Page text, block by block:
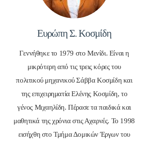
Ευρώπη Σ. Κοσμίδη
Γεννήθηκε το 1979 στο Μενίδι. Είναι η
μικρότερη από τις τρεις κόρες του
πολιτικού μηχανικού Σάββα Κοσμίδη και
της επιχειρηματία Ελένης Κοσμίδη, το
γένος Μιχαηλίδη. Πέρασε τα παιδικά και
μαθητικά της χρόνια στις Αχαρνές. Το 1998
εισήχθη στο Τμήμα Δομικών Έργων του